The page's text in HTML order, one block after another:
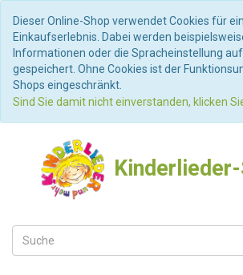
Dieser Online-Shop verwendet Cookies für
Einkaufserlebnis. Dabei werden
Informationen oder die Spracheinstellung
gespeichert. Ohne Cookies ist der
Shops eingeschränkt.
Sind Sie damit nicht einverstanden, klicken